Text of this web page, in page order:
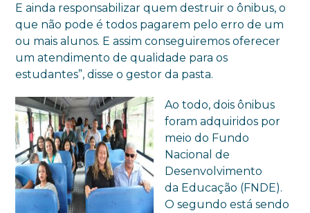
E ainda responsabilizar quem destruir o ônibus, o
que não pode é todos pagarem pelo erro de um
ou mais alunos. E assim conseguiremos oferecer
um atendimento de qualidade para os
estudantes”, disse o gestor da pasta.
Ao todo, dois ônibus
foram adquiridos por
meio do Fundo
Nacional de
Desenvolvimento
da Educação (FNDE).
O segundo está sendo